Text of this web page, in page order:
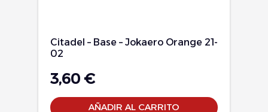
Citadel – Base – Jokaero Orange 21-
02
3,60 €
AÑADIR AL CARRITO